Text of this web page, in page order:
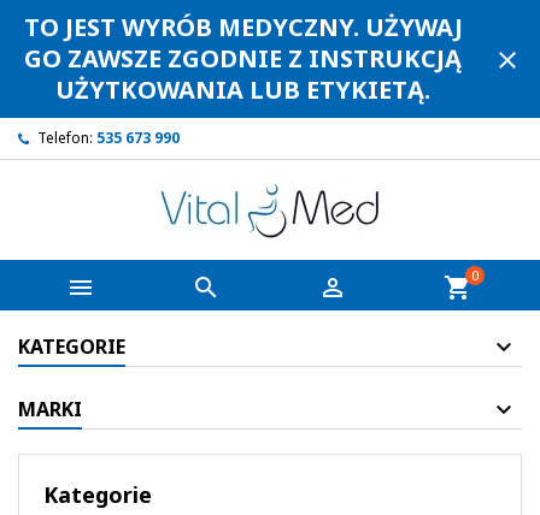
TO JEST WYRÓB MEDYCZNY. UŻYWAJ
GO ZAWSZE ZGODNIE Z INSTRUKCJĄ
UŻYTKOWANIA LUB ETYKIETĄ.
close
Telefon: 535 673 990
   shopping_cart0
KATEGORIE
MARKI
Kategorie